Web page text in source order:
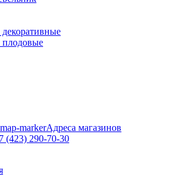
Адреса магазинов
(423) 290-70-30